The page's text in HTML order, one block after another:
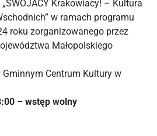
Krakowiacy! – Kultura
w ramach programu
roku zorganizowanego przez
Małopolskiego
Centrum Kultury w
– wstęp wolny